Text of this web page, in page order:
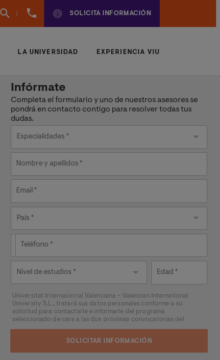
961
SOLICITA INFORMACIÓN
LA UNIVERSIDAD EXPERIENCIA VIU
Infórmate
Completa el formulario y uno de nuestros asesores se
pondrá en contacto contigo para resolver todas tus
dudas.
Nombre y apellidos
Email
Edad
País *
Teléfono
Universitat Internacional Valenciana – Valencian International
University S.L., tratará sus datos personales conforme a su
solicitud para contactarle e informarle del programa
seleccionado de cara a las dos próximas convocatorias del
telefónicos, siendo eliminados una vez facilitada dicha